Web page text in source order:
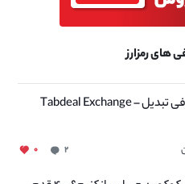
های رمزارز
نقد و بررسی صرافی تبدیل – Tabdeal Exchange
۲ ۰